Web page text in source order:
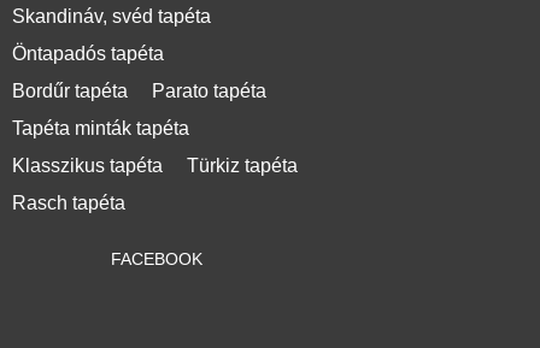
Skandináv, svéd tapéta
Öntapadós tapéta
Bordűr tapéta
Parato tapéta
Tapéta minták tapéta
Klasszikus tapéta
Türkiz tapéta
Rasch tapéta
FACEBOOK